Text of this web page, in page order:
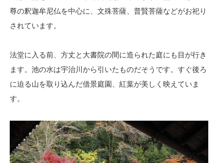
尊の釈迦牟尼仏を中心に、文殊菩薩、普賢菩薩などがお祀り
されています。
法堂に入る前、方丈と大書院の間に造られた庭にも目が行き
ます。池の水は宇治川から引いたものだそうです。すぐ後ろ
に迫る山を取り込んだ借景庭園、紅葉が美しく映えていま
す。